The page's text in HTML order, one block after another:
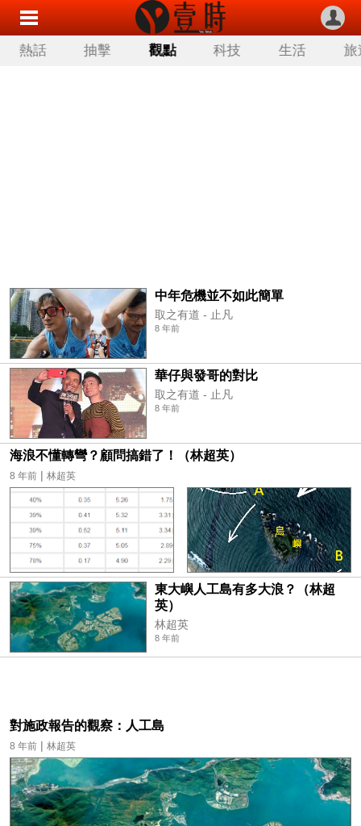
熱話 抽擊 觀點 科技 生活 旅
中年危機並不如此簡單
取之有道 - 止凡
8 年前
華仔與發哥的對比
取之有道 - 止凡
8 年前
海浪不懂轉彎？顧問搞錯了！（林超英）
8 年前 | 林超英
東大嶼人工島有多大浪？（林超
英）
林超英
8 年前
對施政報告的觀察：人工島
8 年前 | 林超英